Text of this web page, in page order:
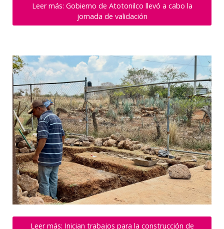
Leer más: Gobierno de Atotonilco llevó a cabo la
jornada de validación
Leer más: Inician trabajos para la construcción de